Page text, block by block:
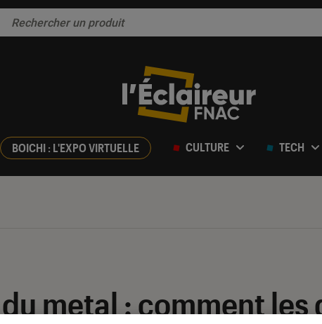
BOICHI : L'EXPO VIRTUELLE CULTURE TECH
metal : comment les